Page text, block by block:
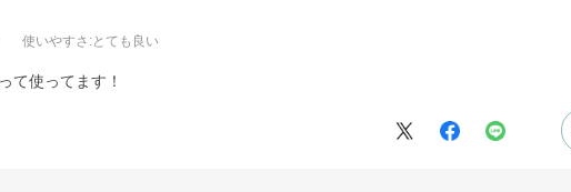
使いやすさ :とても良い
て使ってます！